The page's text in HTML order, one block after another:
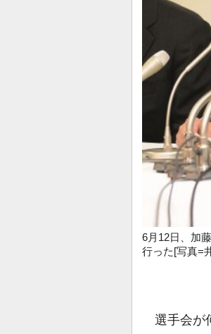
6月12日、加
行った[写真=
選手会が